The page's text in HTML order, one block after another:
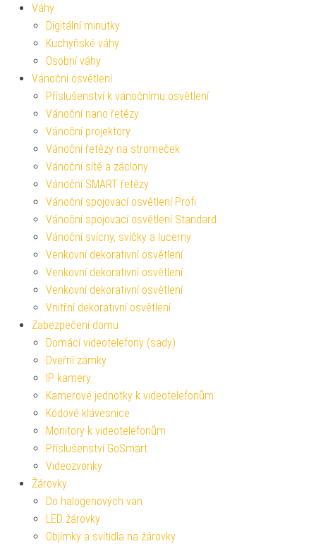
Váhy
Digitální minutky
Kuchyňské váhy
Osobní váhy
Vánoční osvětlení
Příslušenství k vánočnímu osvětlení
Vánoční nano řetězy
Vánoční projektory
Vánoční řetězy na stromeček
Vánoční sítě a záclony
Vánoční SMART řetězy
Vánoční spojovací osvětlení Profi
Vánoční spojovací osvětlení Standard
Vánoční svícny, svíčky a lucerny
Venkovní dekorativní osvětlení
Venkovní dekorativní osvětlení
Venkovní dekorativní osvětlení
Vnitřní dekorativní osvětlení
Zabezpečení domu
Domácí videotelefony (sady)
Dveřní zámky
IP kamery
Kamerové jednotky k videotelefonům
Kódové klávesnice
Monitory k videotelefonům
Příslušenství GoSmart
Videozvonky
Žárovky
Do halogenových van
LED žárovky
Objímky a svítidla na žárovky